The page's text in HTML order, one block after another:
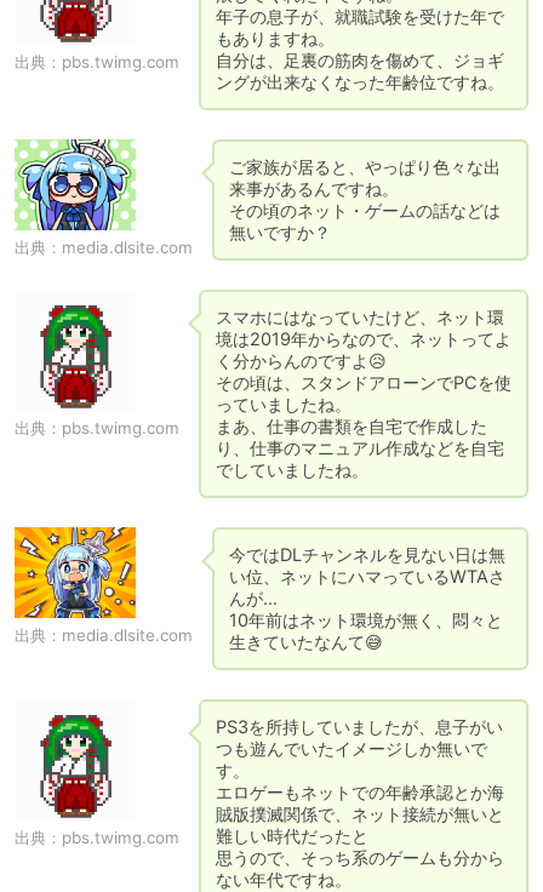
出典： pbs.twimg.com
年子の息子が、就職試験を受けた年で
もありますね。
自分は、足裏の筋肉を傷めて、ジョギ
ングが出来なくなった年齢位ですね。
出典： media.dlsite.com
ご家族が居ると、やっぱり色々な出
来事があるんですね。
その頃のネット・ゲームの話などは
無いですか？
出典： pbs.twimg.com
スマホにはなっていたけど、ネット環
境は2019年からなので、ネットってよ
く分からんのですよ😥
その頃は、スタンドアローンでPCを使
っていましたね。
まあ、仕事の書類を自宅で作成した
り、仕事のマニュアル作成などを自宅
でしていましたね。
出典： media.dlsite.com
今ではDLチャンネルを見ない日は無
い位、ネットにハマっているWTAさ
んが…
10年前はネット環境が無く、悶々と
生きていたなんて😅
出典： pbs.twimg.com
PS3を所持していましたが、息子がい
つも遊んでいたイメージしか無いで
す。
エロゲーもネットでの年齢承認とか海
賊版撲滅関係で、ネット接続が無いと
難しい時代だったと
思うので、そっち系のゲームも分から
ない年代ですね。